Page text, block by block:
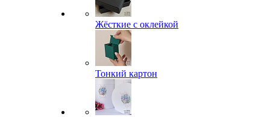
Жёсткие с оклейкой
Тонкий картон